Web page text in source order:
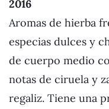
2016
Aromas de hierba
especias dulces y
de cuerpo medio
notas de ciruela y
regaliz. Tiene una